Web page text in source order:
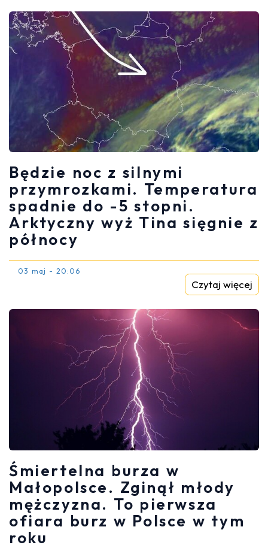
Będzie noc z silnymi
przymrozkami. Temperatura
spadnie do -5 stopni.
Arktyczny wyż Tina sięgnie z
północy
03 maj - 20:06
Czytaj więcej
Śmiertelna burza w
Małopolsce. Zginął młody
mężczyzna. To pierwsza
ofiara burz w Polsce w tym
roku